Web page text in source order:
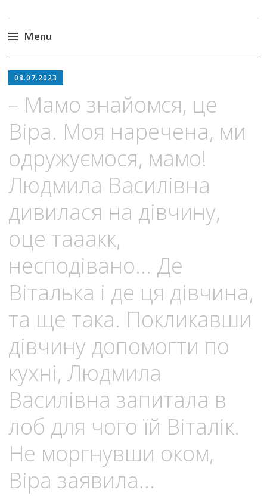
Menu
to
08.07.2023
– Мамо знайомся, це
Віра. Моя наречена, ми
одружуємося, мамо!
Людмила Василівна
дивилася на дівчину,
оце тааакк,
несподівано… Де
Віталька і де ця дівчина,
та ще така. Покликавши
дівчину допомогти по
кухні, Людмила
Василівна запитала в
лоб для чого їй Віталік.
Не моргнувши оком,
Віра заявила…